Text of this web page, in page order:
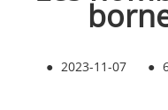
● 2023-11-07 ●